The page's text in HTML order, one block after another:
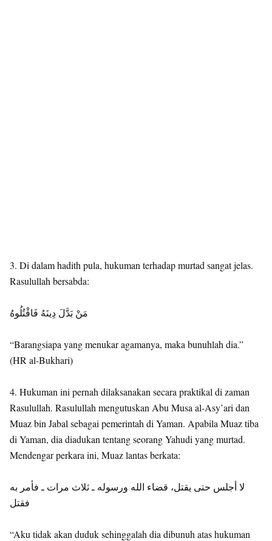
3. Di dalam hadith pula, hukuman terhadap murtad sangat jelas.
Rasulullah bersabda:
مَنْ بَدَّلَ دِينَهُ فَاقْتُلُوهُ
“Barangsiapa yang menukar agamanya, maka bunuhlah dia.”
(HR al-Bukhari)
4. Hukuman ini pernah dilaksanakan secara praktikal di zaman
Rasulullah. Rasulullah mengutuskan Abu Musa al-Asy’ari dan
Muaz bin Jabal sebagai pemerintah di Yaman. Apabila Muaz tiba
di Yaman, dia diadukan tentang seorang Yahudi yang murtad.
Mendengar perkara ini, Muaz lantas berkata:
لا أجلس حتى يقتل، قضاء الله ورسوله ـ ثلاث مرات ـ فأمر به
فقتل
“Aku tidak akan duduk sehinggalah dia dibunuh atas hukuman